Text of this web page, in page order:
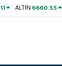
ALTIN 6660.55